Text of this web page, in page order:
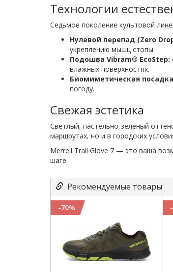
Технологии
Седьмое поколение культовой
Нулевой перепад (Zero
укреплению мышц стопы.
Подошва Vibram® EcoStep:
влажных поверхностях.
Биомиметическая
погоду.
Свежая эстетика
Светлый, пастельно-зеленый
маршрутах, но и в городских
Merrell Trail Glove 7 — это ваша
шаге.
Рекомендуемые товары
-70%